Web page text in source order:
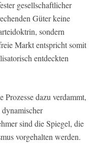
gesellschaftlicher
Güter keine
sondern
Markt entspricht somit
entdeckten
Prozesse dazu verdammt,
sind die Spiegel, die
vorgehalten werden.